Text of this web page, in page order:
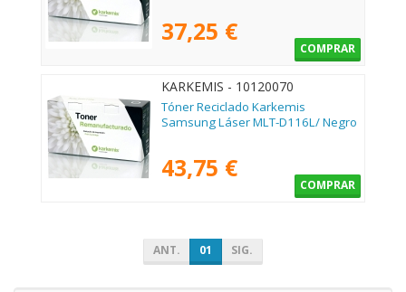
37,25 €
COMPRAR
KARKEMIS - 10120070
Tóner Reciclado Karkemis
Samsung Láser MLT-D116L/ Negro
43,75 €
COMPRAR
ANT. 01 SIG.